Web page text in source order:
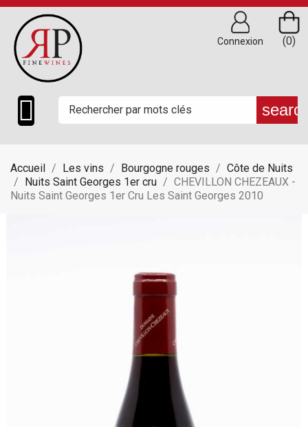

(0)
Connexion
Accueil Les vins Bourgogne rouges
Côte de Nuits
Nuits Saint Georges 1er cru
CHEVILLON CHEZEAUX -
Nuits Saint Georges 1er Cru Les Saint Georges 2010